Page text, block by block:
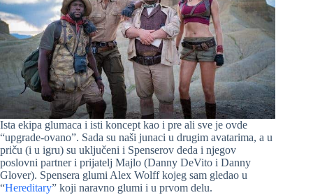
Ista ekipa glumaca i isti koncept kao i pre ali sve je ovde
“upgrade-ovano”. Sada su naši junaci u drugim avatarima, a u
priču (i u igru) su uključeni i Spenserov deda i njegov
poslovni partner i prijatelj Majlo (Danny DeVito i Danny
Glover). Spensera glumi Alex Wolff kojeg sam gledao u
“Hereditary” koji naravno glumi i u prvom delu.